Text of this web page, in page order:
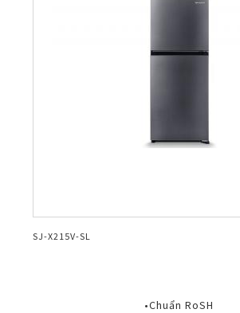
SJ-X215V-SL
•Chuẩn RoSH